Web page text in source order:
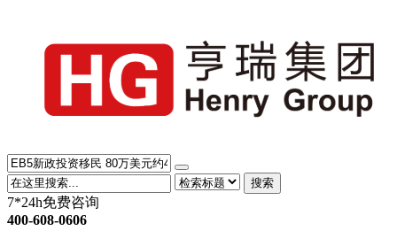
搜索
7*24h免费咨询
400-608-0606